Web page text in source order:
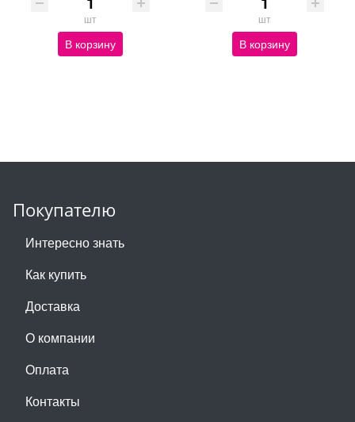
шт
В корзину
шт
В корзину
Покупателю
Интересно знать
Как купить
Доставка
О компании
Оплата
Контакты